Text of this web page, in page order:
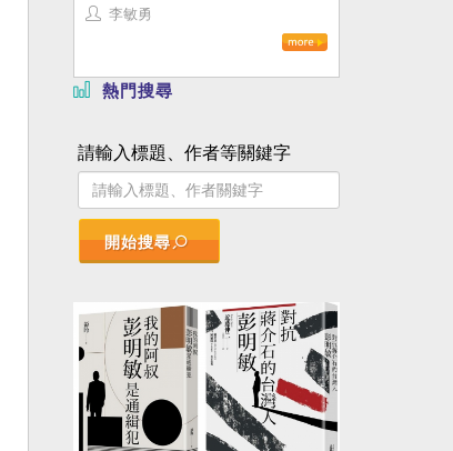
李敏勇
熱門搜尋
請輸入標題、作者等關鍵字
開始搜尋